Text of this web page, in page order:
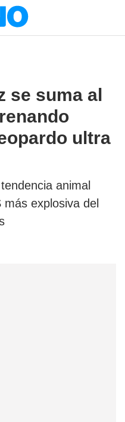
se suma al
ultra
animal
explosiva del